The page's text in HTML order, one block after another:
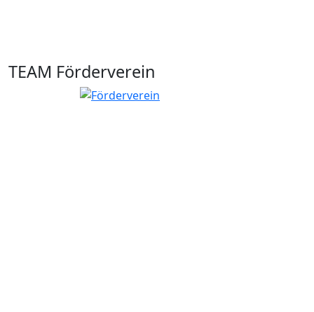
TEAM Förderverein